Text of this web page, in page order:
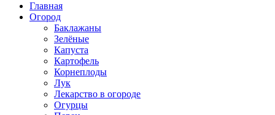
Главная
Огород
Баклажаны
Зелёные
Капуста
Картофель
Корнеплоды
Лук
Лекарство в огороде
Огурцы